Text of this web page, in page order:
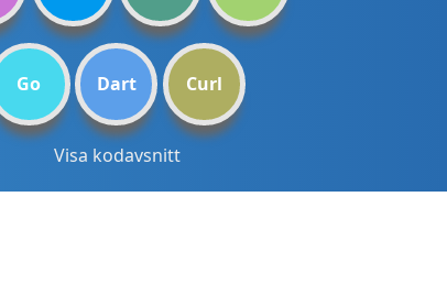
Go Dart Curl
Visa kodavsnitt